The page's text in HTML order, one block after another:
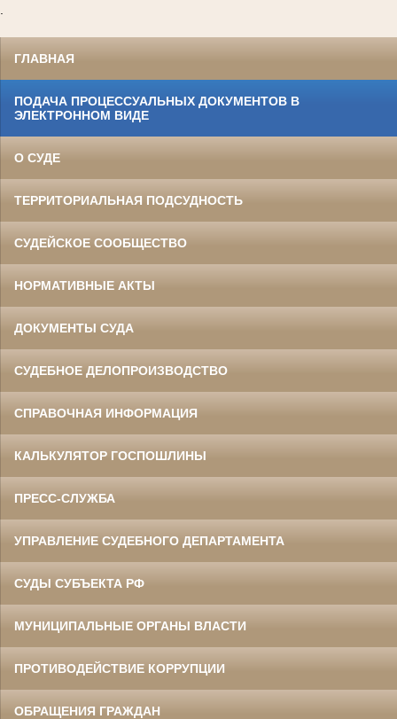
ГЛАВНАЯ
ПОДАЧА ПРОЦЕССУАЛЬНЫХ ДОКУМЕНТОВ В
ЭЛЕКТРОННОМ ВИДЕ
О СУДЕ
ТЕРРИТОРИАЛЬНАЯ ПОДСУДНОСТЬ
СУДЕЙСКОЕ СООБЩЕСТВО
НОРМАТИВНЫЕ АКТЫ
ДОКУМЕНТЫ СУДА
СУДЕБНОЕ ДЕЛОПРОИЗВОДСТВО
СПРАВОЧНАЯ ИНФОРМАЦИЯ
КАЛЬКУЛЯТОР ГОСПОШЛИНЫ
ПРЕСС-СЛУЖБА
УПРАВЛЕНИЕ СУДЕБНОГО ДЕПАРТАМЕНТА
СУДЫ СУБЪЕКТА РФ
МУНИЦИПАЛЬНЫЕ ОРГАНЫ ВЛАСТИ
ПРОТИВОДЕЙСТВИЕ КОРРУПЦИИ
ОБРАЩЕНИЯ ГРАЖДАН